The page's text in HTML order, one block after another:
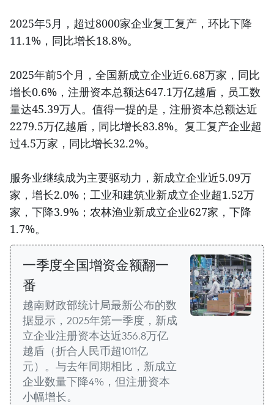
2025年5月，超过8000家企业复工复产，环比下降
11.1%，同比增长18.8%。
2025年前5个月，全国新成立企业近6.68万家，同比
增长0.6%，注册资本总额达647.1万亿越盾，员工数
量达45.39万人。值得一提的是，注册资本总额达近
2279.5万亿越盾，同比增长83.8%。复工复产企业超
过4.5万家，同比增长32.2%。
服务业继续成为主要驱动力，新成立企业近5.09万
家，增长2.0%；工业和建筑业新成立企业超1.52万
家，下降3.9%；农林渔业新成立企业627家，下降
1.7%。
一季度全国增资金额翻一
番
越南财政部统计局最新公布的数
据显示，2025年第一季度，新成
立企业注册资本达近356.8万亿
越盾（折合人民币超1011亿
元）。与去年同期相比，新成立
企业数量下降4%，但注册资本
小幅增长。